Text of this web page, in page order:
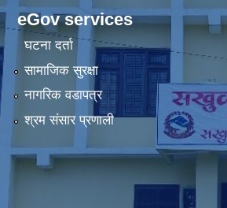
eGov services
घटना दर्ता
सामाजिक सुरक्षा
नागरिक वडापत्र
श्रम संसार प्रणाली